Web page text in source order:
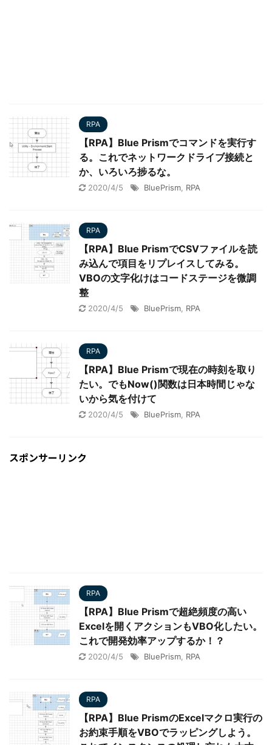
RPA
【RPA】Blue Prismでコマンドを実行す
る。これでネットワークドライブ接続と
か、いろいろ捗るな。
2020/4/5 BluePrism RPA
RPA
【RPA】Blue PrismでCSVファイルを読
み込んで項目をリプレイスしてみる。
VBOの文字化けはコードステージを微調
整
2020/4/5 BluePrism RPA
RPA
【RPA】Blue Prismで現在の時刻を取り
たい。でもNow()関数は日本時間じゃな
いから気を付けて
2020/4/5 BluePrism RPA
スポンサーリンク
RPA
【RPA】Blue Prismで超絶頻度の高い
Excelを開くアクションもVBO化したい。
これで開発効率アップするか！？
2020/4/5 BluePrism RPA
RPA
【RPA】Blue PrismのExcelマクロ実行の
お約束手順をVBOでラッピングしよう。